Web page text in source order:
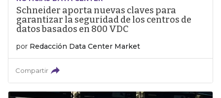
Schneider aporta nuevas claves para
garantizar la seguridad de los centros de
datos basados en 800 VDC
por Redacción Data Center Market
Compartir